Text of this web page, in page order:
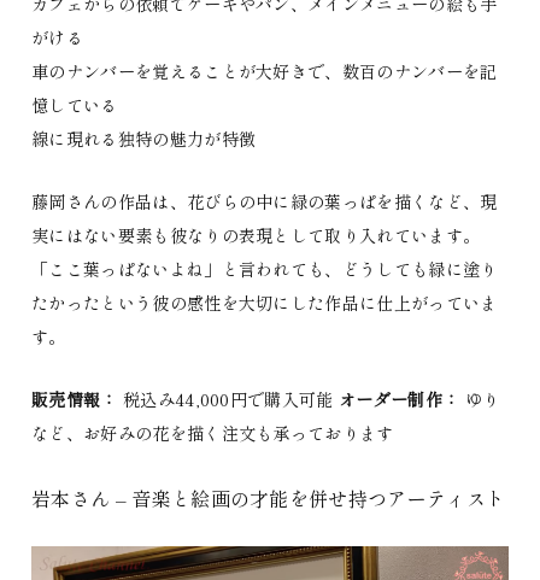
がける
車のナンバーを覚えることが大好きで、数百のナンバーを記
憶している
線に現れる独特の魅力が特徴
藤岡さんの作品は、花びらの中に緑の葉っぱを描くなど、現
実にはない要素も彼なりの表現として取り入れています。
「ここ葉っぱないよね」と言われても、どうしても緑に塗り
たかったという彼の感性を大切にした作品に仕上がっていま
す。
販売情報： 税込み44,000円で購入可能 オーダー制作： ゆり
など、お好みの花を描く注文も承っております
岩本さん – 音楽と絵画の才能を併せ持つアーティスト